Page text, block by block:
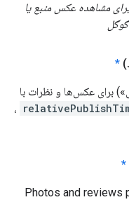
مشاهده عکس منبع یا
*
نسبی (مثلاً «۲ روز پیش») برای عکس‌ها و نظرات با
،
*
Photos and reviews